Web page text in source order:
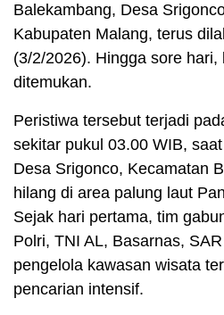
Balekambang, Desa
Kabupaten Malang, terus
(3/2/2026). Hingga sore
ditemukan.
Peristiwa tersebut terjadi
sekitar pukul 03.00 WIB,
Desa Srigonco, Kecamatan
hilang di area palung laut
Sejak hari pertama, tim
Polri, TNI AL, Basarnas,
pengelola kawasan wisata
pencarian intensif.